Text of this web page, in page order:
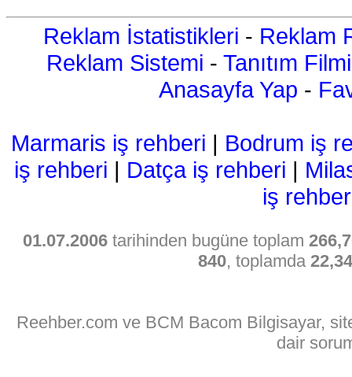
Reklam İstatistikleri - Reklam
Reklam Sistemi - Tanıtım Filmi
Anasayfa Yap -
Marmaris iş rehberi | Bodrum iş
iş rehberi | Datça iş rehberi |
iş
01.07.2006 tarihinden bugüne toplam
840, toplamda
Reehber.com ve BCM Bacom Bilgisayar,
dair